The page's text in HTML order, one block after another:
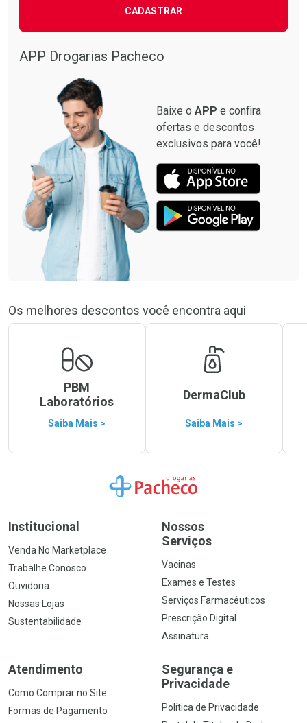
CADASTRAR
APP Drogarias Pacheco
Baixe o APP e confira
ofertas e descontos
exclusivos para você!
Os melhores descontos você encontra aqui
PBM
Laboratórios
Saiba Mais >
DermaClub
Saiba Mais >
Ir para a Home
Institucional
Venda No Marketplace
Trabalhe Conosco
Ouvidoria
Nossas Lojas
Sustentabilidade
Nossos
Serviços
Vacinas
Exames e Testes
Serviços Farmacêuticos
Prescrição Digital
Assinatura
Atendimento
Como Comprar no Site
Formas de Pagamento
Segurança e
Privacidade
Política de Privacidade